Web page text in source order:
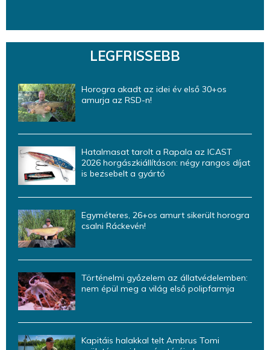
LEGFRISSEBB
Horogra akadt az idei év első 30+os
amurja az RSD-n!
Hatalmasat tarolt a Rapala az ICAST
2026 horgászkiállításon: négy rangos díjat
is bezsebelt a gyártó
Egyméteres, 26+os amurt sikerült horogra
csalni Ráckevén!
Történelmi győzelem az állatvédelemben:
nem épül meg a világ első polipfarmja
Kapitáis halakkal telt Ambrus Tomi